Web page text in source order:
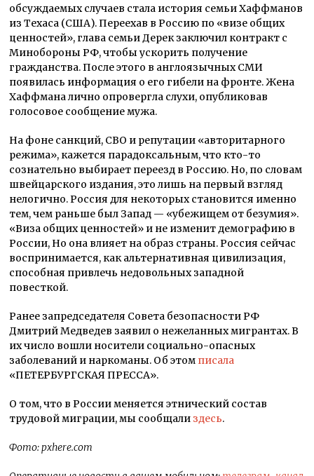
обсуждаемых случаев стала история семьи Хаффманов
из Техаса (США). Переехав в Россию по «визе общих
ценностей», глава семьи Дерек заключил контракт с
Минобороны РФ, чтобы ускорить получение
гражданства. После этого в англоязычных СМИ
появилась информация о его гибели на фронте. Жена
Хаффмана лично опровергла слухи, опубликовав
голосовое сообщение мужа.
На фоне санкций, СВО и репутации «авторитарного
режима», кажется парадоксальным, что кто-то
сознательно выбирает переезд в Россию. Но, по словам
швейцарского издания, это лишь на первый взгляд
нелогично. Россия для некоторых становится именно
тем, чем раньше был Запад — «убежищем от безумия».
«Виза общих ценностей» и не изменит демографию в
России, Но она влияет на образ страны. Россия сейчас
воспринимается, как альтернативная цивилизация,
способная привлечь недовольных западной
повесткой.
Ранее запредседателя Совета безопасности РФ
Дмитрий Медведев заявил о нежеланных мигрантах. В
их число вошли носители социально-опасных
заболеваний и наркоманы. Об этом писала
«ПЕТЕРБУРГСКАЯ ПРЕССА».
О том, что в России меняется этнический состав
трудовой миграции, мы сообщали здесь.
Фото: pxhere.com